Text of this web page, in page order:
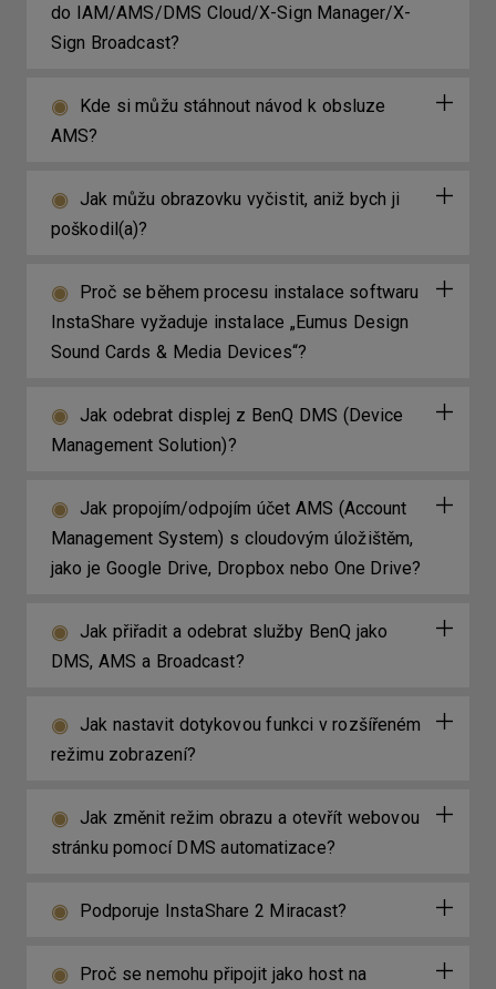
do IAM/AMS/DMS Cloud/X-Sign Manager/X-
Sign Broadcast?
Kde si můžu stáhnout návod k obsluze
AMS?
Jak můžu obrazovku vyčistit, aniž bych ji
poškodil(a)?
Proč se během procesu instalace softwaru
InstaShare vyžaduje instalace „Eumus Design
Sound Cards & Media Devices“?
Jak odebrat displej z BenQ DMS (Device
Management Solution)?
Jak propojím/odpojím účet AMS (Account
Management System) s cloudovým úložištěm,
jako je Google Drive, Dropbox nebo One Drive?
Jak přiřadit a odebrat služby BenQ jako
DMS, AMS a Broadcast?
Jak nastavit dotykovou funkci v rozšířeném
režimu zobrazení?
Jak změnit režim obrazu a otevřít webovou
stránku pomocí DMS automatizace?
Podporuje InstaShare 2 Miracast?
Proč se nemohu připojit jako host na